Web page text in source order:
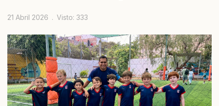
21 Abril 2026 Visto: 333